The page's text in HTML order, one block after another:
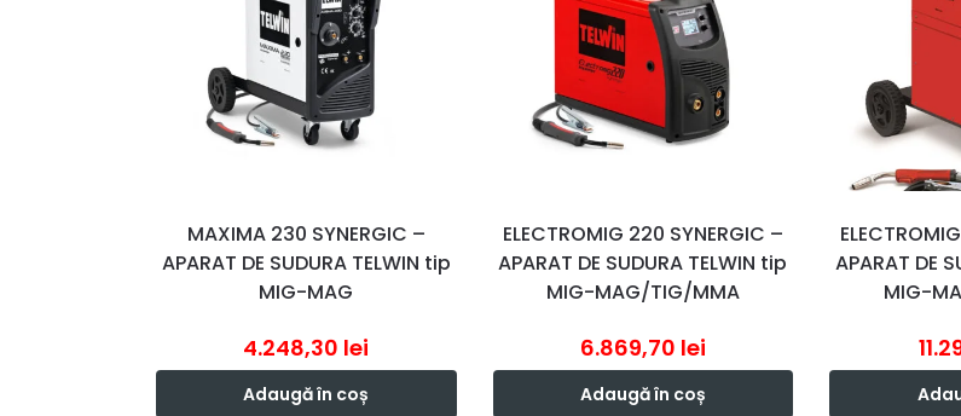
MAXIMA 230 SYNERGIC –
APARAT DE SUDURA TELWIN tip
MIG-MAG
4.248,30 lei
Adaugă în coș
ELECTROMIG 220 SYNERGIC –
APARAT DE SUDURA TELWIN tip
MIG-MAG/TIG/MMA
6.869,70 lei
Adaugă în coș
APARAT DE
MIG-